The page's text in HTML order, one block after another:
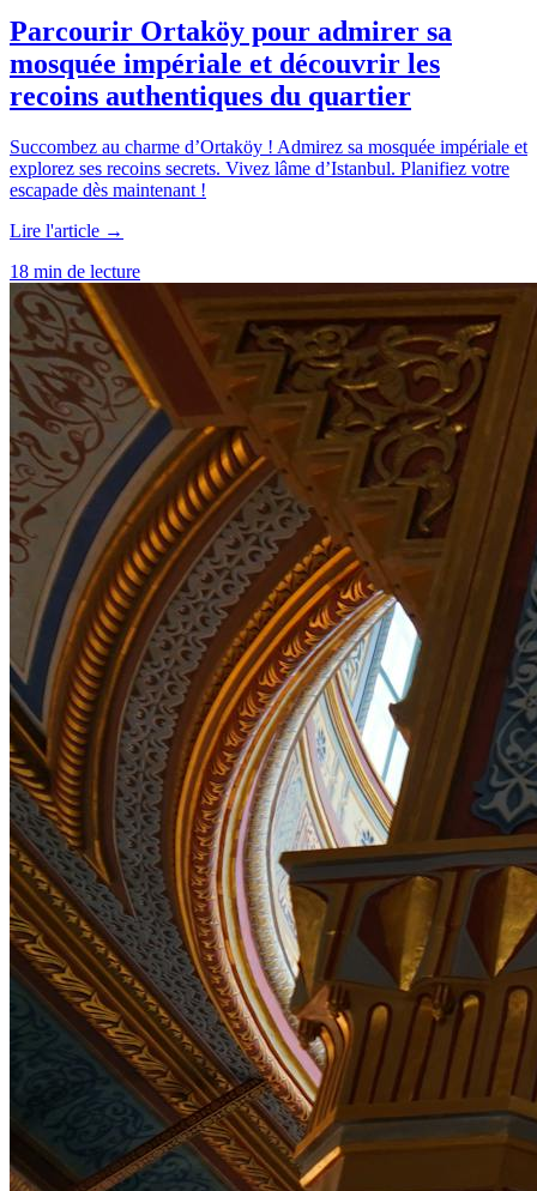
Parcourir Ortaköy pour admirer sa
mosquée impériale et découvrir les
recoins authentiques du quartier
Succombez au charme d’Ortaköy ! Admirez sa mosquée impériale et
explorez ses recoins secrets. Vivez lâme d’Istanbul. Planifiez votre
escapade dès maintenant !
Lire l'article →
18 min de lecture